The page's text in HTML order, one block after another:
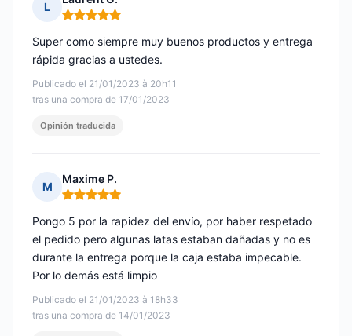
L
Nota: 5 de 5
Publicado el 21/01/2023 à 20h11
tras una compra de 17/01/2023
Super como siempre muy buenos productos y entrega
rápida gracias a ustedes.
Opinión traducida
M
Maxime P.
Nota: 5 de 5
Publicado el 21/01/2023 à 18h33
tras una compra de 14/01/2023
Pongo 5 por la rapidez del envío, por haber respetado
el pedido pero algunas latas estaban dañadas y no es
durante la entrega porque la caja estaba impecable.
Por lo demás está limpio